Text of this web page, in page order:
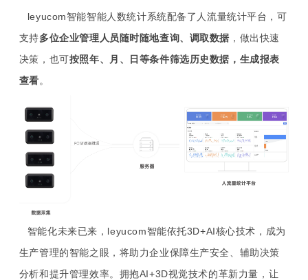
leyucom智能智能人数统计系统配备了人流量统计平台，可
支持多位企业管理人员随时随地查询、调取数据 ，做出快速
决策，也可按照年、月、日等条件筛选历史数据，生成报表
查看。
智能化未来已来，leyucom智能依托3D+AI核心技术，成为
生产管理的智能之眼，将助力企业保障生产安全、辅助决策
分析和提升管理效率。拥抱AI+3D视觉技术的革新力量，让